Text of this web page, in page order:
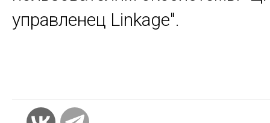
управленец Linkage".